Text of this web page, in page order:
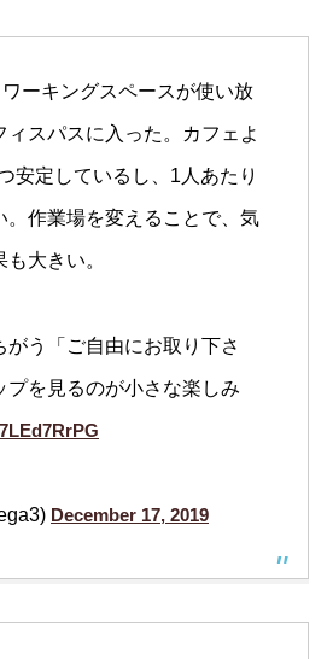
ーキングスペースが使い放
ィスパスに入った。カフェよ
安定しているし、1人あたり
。作業場を変えることで、気
大きい。
がう「ご自由にお取り下さ
プを見るのが小さな楽しみ
December 17, 2019